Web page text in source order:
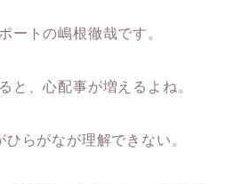
ートの嶋根徹哉です。
と、心配事が増えるよね。
らがなが理解できない。